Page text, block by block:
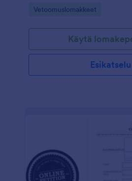
vetoomuksen sivustollesi.
Go to Category:
Vetoomuslomakkeet
Käytä
Esikatselu